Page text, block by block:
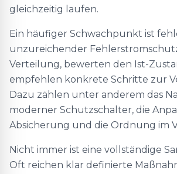
gleichzeitig laufen.
Ein häufiger Schwachpunkt ist
unzureichender
Verteilung, bewerten den Ist-
empfehlen konkrete Schritte zur
Dazu zählen unter anderem das
moderner Schutzschalter, die
Absicherung und die Ordnung im
Nicht immer ist eine vollständige
Oft reichen klar definierte